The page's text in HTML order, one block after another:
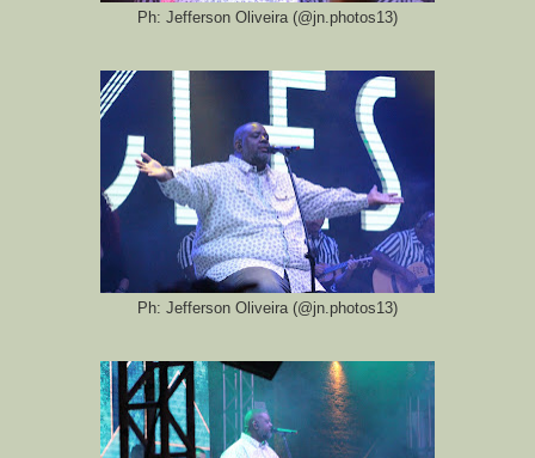
Ph: Jefferson Oliveira (@jn.photos13)
Ph: Jefferson Oliveira (@jn.photos13)